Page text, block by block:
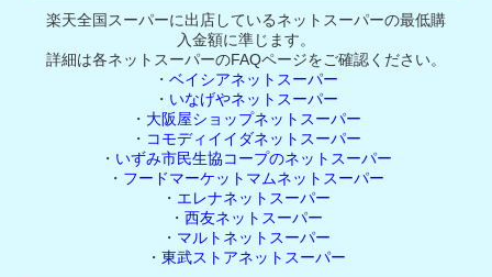
楽天全国スーパーに出店しているネットスーパーの最低購
入金額に準じます。
詳細は各ネットスーパーのFAQページをご確認ください。
・ ベイシアネットスーパー
・ いなげやネットスーパー
・ 大阪屋ショップネットスーパー
・ コモディイイダネットスーパー
・ いずみ市民生協コープのネットスーパー
・ フードマーケットマムネットスーパー
・ エレナネットスーパー
・ 西友ネットスーパー
・ マルトネットスーパー
・ 東武ストアネットスーパー